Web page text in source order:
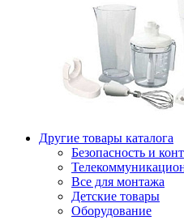
Другие товары каталога
Безопасность и
Все для монтажа
Детские товары
Оборудование